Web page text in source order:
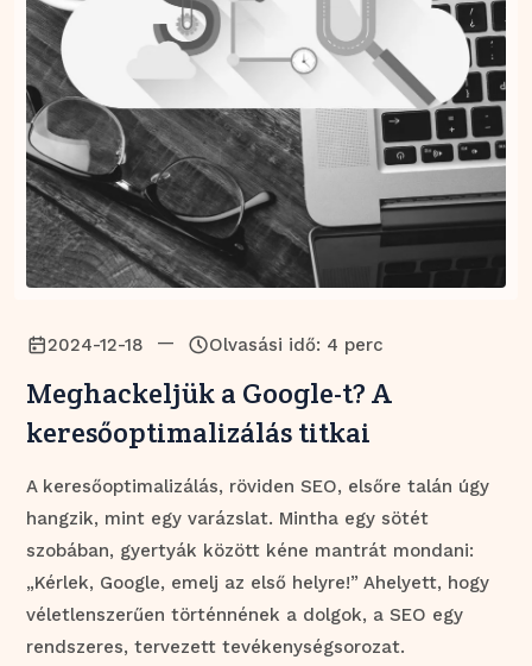
2024-12-18 — Olvasási idő: 4 perc
Meghackeljük a Google-t? A
keresőoptimalizálás titkai
A keresőoptimalizálás, röviden SEO, elsőre talán úgy
hangzik, mint egy varázslat. Mintha egy sötét
szobában, gyertyák között kéne mantrát mondani:
„Kérlek, Google, emelj az első helyre!” Ahelyett, hogy
véletlenszerűen történnének a dolgok, a SEO egy
rendszeres, tervezett tevékenységsorozat.